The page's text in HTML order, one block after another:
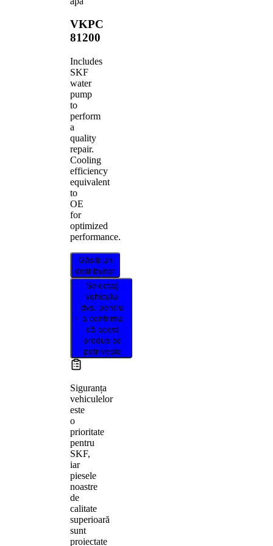
VKPC
81200
Includes
SKF
water
pump
to
perform
a
quality
repair.
Cooling
efficiency
equivalent
to
OE
for
optimized
performance.
Găsiți un
distribuitor
Selectați
vehiculul
dvs. pentru
a confirma
că acest
produs se
potrivește
Siguranța
vehiculelor
este
o
prioritate
pentru
SKF,
iar
piesele
noastre
de
calitate
superioară
sunt
proiectate